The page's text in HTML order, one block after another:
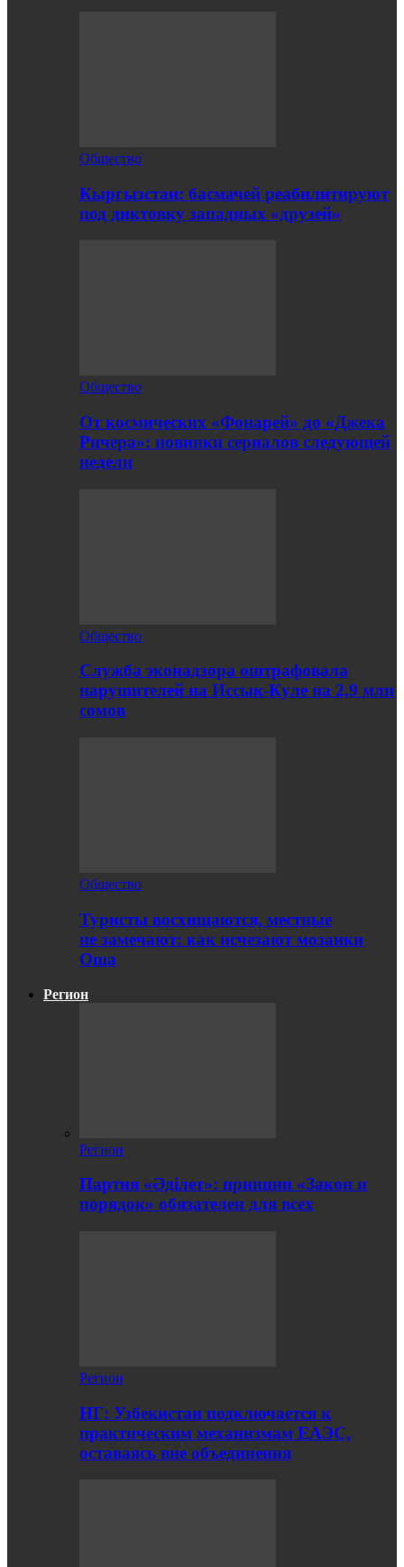
Общество
Кыргызстан: басмачей реабилитируют
под диктовку западных «друзей»
Общество
От космических «Фонарей» до «Джека
Ричера»: новинки сериалов следующей
недели
Общество
Служба эконадзора оштрафовала
нарушителей на Иссык-Куле на 2,9 млн
сомов
Общество
Туристы восхищаются, местные
не замечают: как исчезают мозаики
Оша
Регион
Регион
Партия «Әділет»: принцип «Закон и
порядок» обязателен для всех
Регион
НГ: Узбекистан подключается к
практическим механизмам ЕАЭС,
оставаясь вне объединения